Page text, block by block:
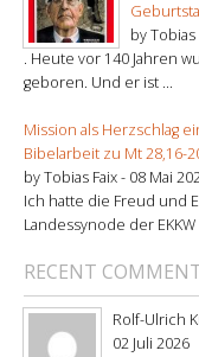
by Tobias
. Heute vor 140 Jahren
geboren. Und er ist ...
Mission als Herzschlag
Bibelarbeit zu Mt 28,16-
by Tobias Faix - 08 Mai
Ich hatte die Freud und
Landessynode der EKKW
RECENT
Rolf-Ulrich
02 Juli 2026